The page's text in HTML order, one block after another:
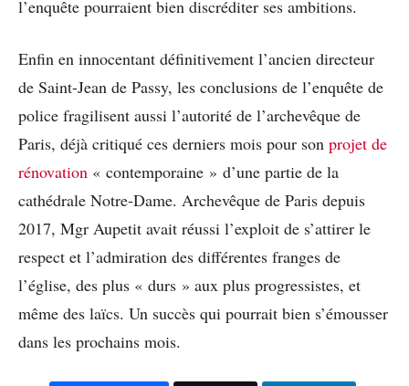
l’enquête pourraient bien discréditer ses ambitions.
Enfin en innocentant définitivement l’ancien directeur
de Saint-Jean de Passy, les conclusions de l’enquête de
police fragilisent aussi l’autorité de l’archevêque de
Paris, déjà critiqué ces derniers mois pour son projet de
rénovation « contemporaine » d’une partie de la
cathédrale Notre-Dame. Archevêque de Paris depuis
2017, Mgr Aupetit avait réussi l’exploit de s’attirer le
respect et l’admiration des différentes franges de
l’église, des plus « durs » aux plus progressistes, et
même des laïcs. Un succès qui pourrait bien s’émousser
dans les prochains mois.